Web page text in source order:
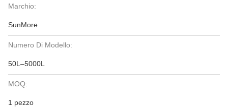
Marchio:
SunMore
Numero Di Modello:
50L–5000L
MOQ:
1 pezzo